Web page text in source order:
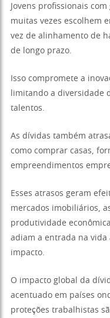
Jovens profissionais
muitas vezes escolhem
vez de alinhamento de
de longo prazo.
Isso compromete a
limitando a diversidade
talentos.
As dívidas também
como comprar casas,
empreendimentos
Esses atrasos geram
mercados imobiliários,
produtividade
adiam a entrada na
impacto.
O impacto global da
acentuado em países
proteções trabalhistas